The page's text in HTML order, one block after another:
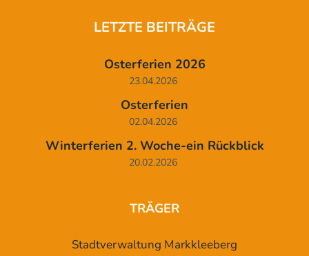
LETZTE BEITRÄGE
Osterferien 2026
23.04.2026
Osterferien
02.04.2026
Winterferien 2. Woche-ein Rückblick
20.02.2026
TRÄGER
Stadtverwaltung Markkleeberg